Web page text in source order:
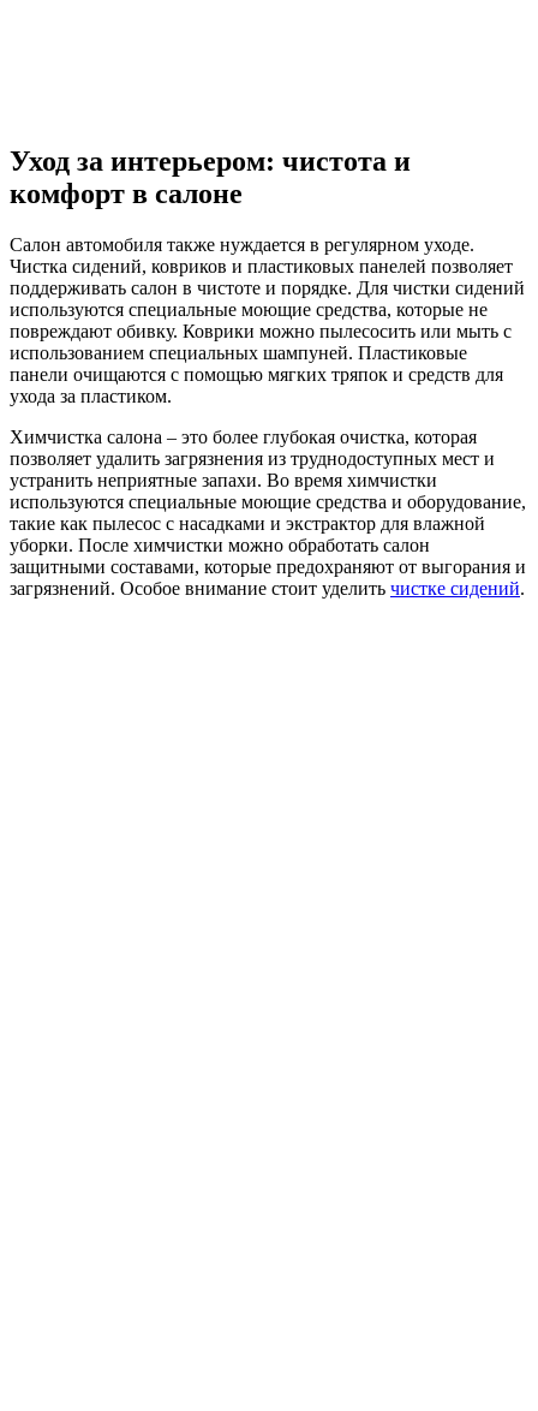
Уход за интерьером: чистота и
комфорт в салоне
Салон автомобиля также нуждается в регулярном уходе.
Чистка сидений, ковриков и пластиковых панелей позволяет
поддерживать салон в чистоте и порядке. Для чистки сидений
используются специальные моющие средства, которые не
повреждают обивку. Коврики можно пылесосить или мыть с
использованием специальных шампуней. Пластиковые
панели очищаются с помощью мягких тряпок и средств для
ухода за пластиком.
Химчистка салона – это более глубокая очистка, которая
позволяет удалить загрязнения из труднодоступных мест и
устранить неприятные запахи. Во время химчистки
используются специальные моющие средства и оборудование,
такие как пылесос с насадками и экстрактор для влажной
уборки. После химчистки можно обработать салон
защитными составами, которые предохраняют от выгорания и
загрязнений. Особое внимание стоит уделить чистке сидений.